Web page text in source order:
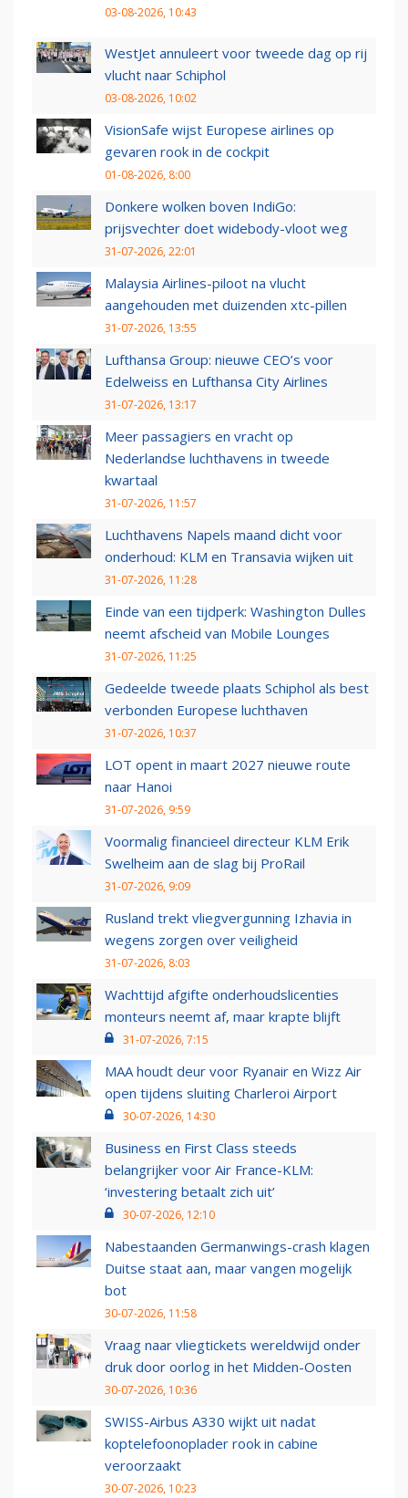
03-08-2026, 10:43
WestJet annuleert voor tweede dag op rij
vlucht naar Schiphol
03-08-2026, 10:02
VisionSafe wijst Europese airlines op
gevaren rook in de cockpit
01-08-2026, 8:00
Donkere wolken boven IndiGo:
prijsvechter doet widebody-vloot weg
31-07-2026, 22:01
Malaysia Airlines-piloot na vlucht
aangehouden met duizenden xtc-pillen
31-07-2026, 13:55
Lufthansa Group: nieuwe CEO’s voor
Edelweiss en Lufthansa City Airlines
31-07-2026, 13:17
Meer passagiers en vracht op
Nederlandse luchthavens in tweede
kwartaal
31-07-2026, 11:57
Luchthavens Napels maand dicht voor
onderhoud: KLM en Transavia wijken uit
31-07-2026, 11:28
Einde van een tijdperk: Washington Dulles
neemt afscheid van Mobile Lounges
31-07-2026, 11:25
Gedeelde tweede plaats Schiphol als best
verbonden Europese luchthaven
31-07-2026, 10:37
LOT opent in maart 2027 nieuwe route
naar Hanoi
31-07-2026, 9:59
Voormalig financieel directeur KLM Erik
Swelheim aan de slag bij ProRail
31-07-2026, 9:09
Rusland trekt vliegvergunning Izhavia in
wegens zorgen over veiligheid
31-07-2026, 8:03
Wachttijd afgifte onderhoudslicenties
monteurs neemt af, maar krapte blijft
31-07-2026, 7:15
MAA houdt deur voor Ryanair en Wizz Air
open tijdens sluiting Charleroi Airport
30-07-2026, 14:30
Business en First Class steeds
belangrijker voor Air France-KLM:
‘investering betaalt zich uit’
30-07-2026, 12:10
Nabestaanden Germanwings-crash klagen
Duitse staat aan, maar vangen mogelijk
bot
30-07-2026, 11:58
Vraag naar vliegtickets wereldwijd onder
druk door oorlog in het Midden-Oosten
30-07-2026, 10:36
SWISS-Airbus A330 wijkt uit nadat
koptelefoonoplader rook in cabine
veroorzaakt
30-07-2026, 10:23